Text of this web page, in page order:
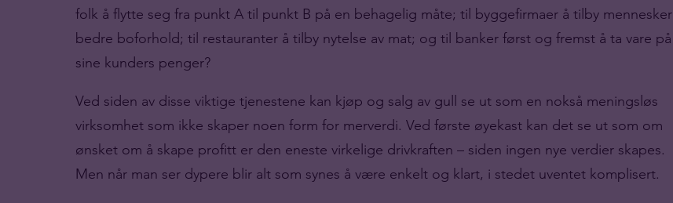
folk å flytte seg fra punkt A til punkt B på en behagelig måte; til byggefirmaer å tilby mennesker
bedre boforhold; til restauranter å tilby nytelse av mat; og til banker først og fremst å ta vare på
sine kunders penger?
Ved siden av disse viktige tjenestene kan kjøp og salg av gull se ut som en nokså meningsløs
virksomhet som ikke skaper noen form for merverdi. Ved første øyekast kan det se ut som om
ønsket om å skape profitt er den eneste virkelige drivkraften – siden ingen nye verdier skapes.
Men når man ser dypere blir alt som synes å være enkelt og klart, i stedet uventet komplisert.